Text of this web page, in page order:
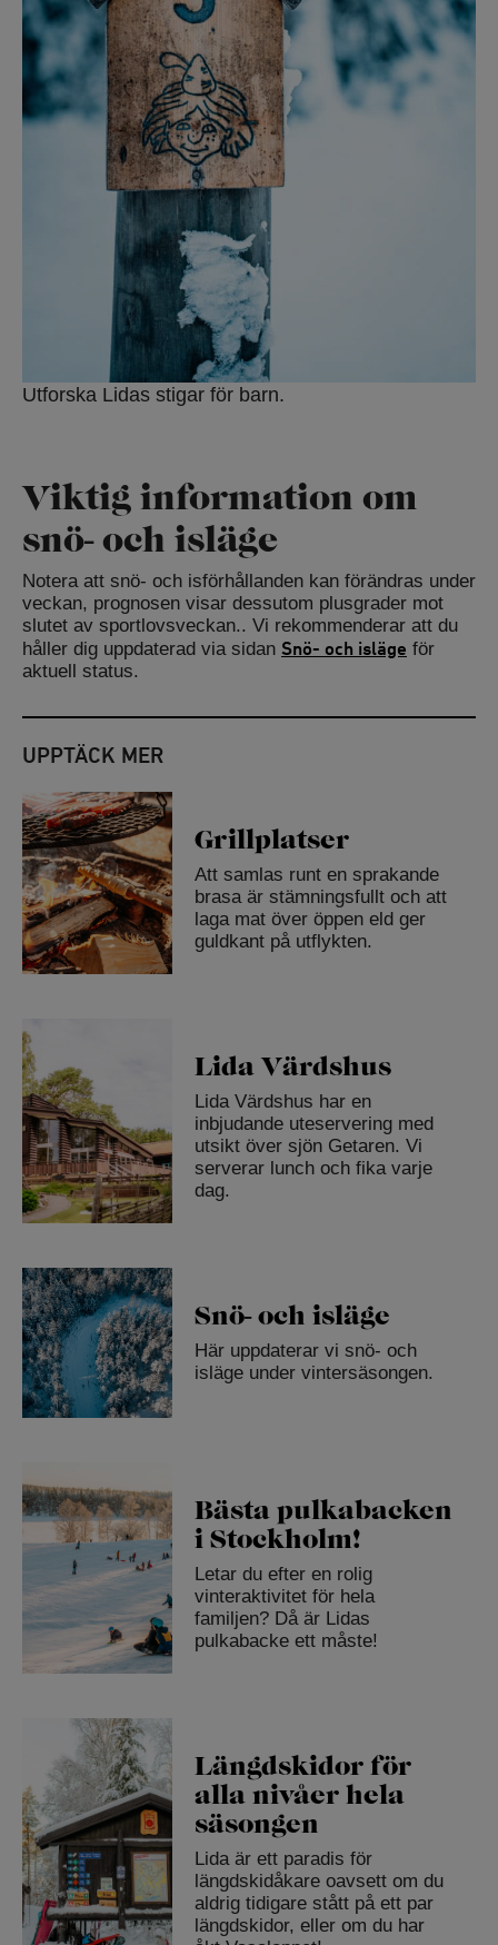
Utforska Lidas stigar för barn.
Viktig information om
snö- och isläge
Notera att snö- och isförhållanden kan förändras under
veckan, prognosen visar dessutom plusgrader mot
slutet av sportlovsveckan.. Vi rekommenderar att du
håller dig uppdaterad via sidan Snö- och isläge för
aktuell status.
UPPTÄCK MER
Grillplatser
Att samlas runt en sprakande
brasa är stämningsfullt och att
laga mat över öppen eld ger
guldkant på utflykten.
Lida Värdshus
Lida Värdshus har en
inbjudande uteservering med
utsikt över sjön Getaren. Vi
serverar lunch och fika varje
dag.
Snö- och isläge
Här uppdaterar vi snö- och
isläge under vintersäsongen.
Bästa pulkabacken
i Stockholm!
Letar du efter en rolig
vinteraktivitet för hela
familjen? Då är Lidas
pulkabacke ett måste!
Längdskidor för
alla nivåer hela
säsongen
Lida är ett paradis för
längdskidåkare oavsett om du
aldrig tidigare stått på ett par
längdskidor, eller om du har